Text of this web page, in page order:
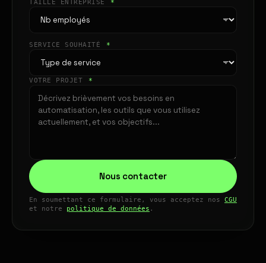
TAILLE ENTREPRISE *
SERVICE SOUHAITÉ *
VOTRE PROJET *
Nous contacter
En soumettant ce formulaire, vous acceptez nos CGU
et notre politique de données .